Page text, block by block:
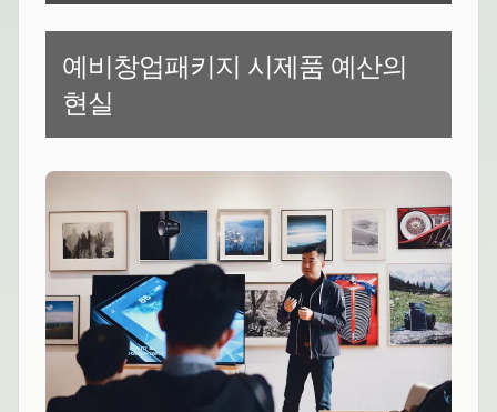
예비창업패키지 시제품 예산의
현실